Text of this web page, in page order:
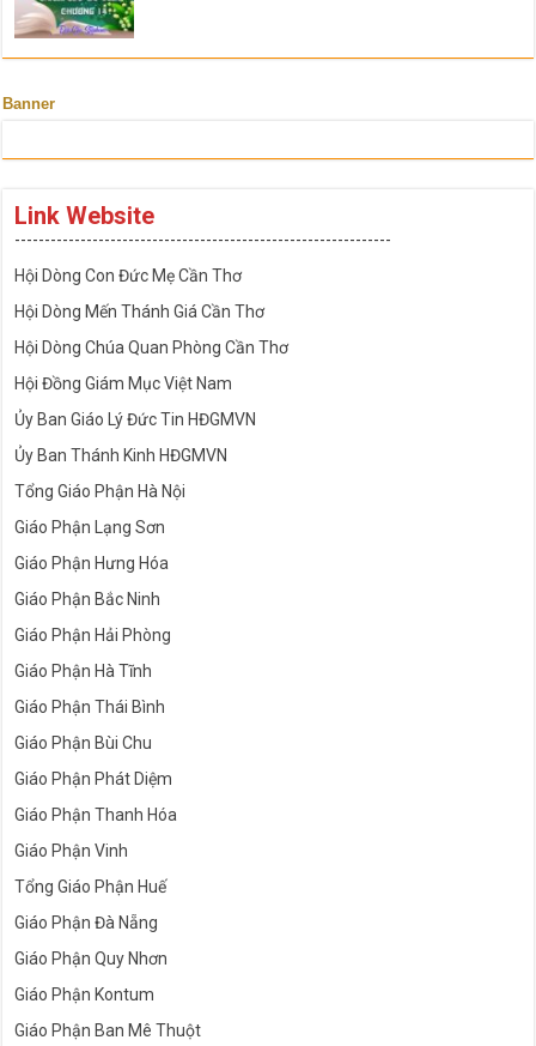
Banner
Link Website
---------------------------------------------------------------
Hội Dòng Con Đức Mẹ Cần Thơ
Hội Dòng Mến Thánh Giá Cần Thơ
Hội Dòng Chúa Quan Phòng Cần Thơ
Hội Đồng Giám Mục Việt Nam
Ủy Ban Giáo Lý Đức Tin HĐGMVN
Ủy Ban Thánh Kinh HĐGMVN
Tổng Giáo Phận Hà Nội
Giáo Phận Lạng Sơn
Giáo Phận Hưng Hóa
Giáo Phận Bắc Ninh
Giáo Phận Hải Phòng
Giáo Phận Hà Tĩnh
Giáo Phận Thái Bình
Giáo Phận Bùi Chu
Giáo Phận Phát Diệm
Giáo Phận Thanh Hóa
Giáo Phận Vinh
Tổng Giáo Phận Huế
Giáo Phận Đà Nẵng
Giáo Phận Quy Nhơn
Giáo Phận Kontum
Giáo Phận Ban Mê Thuột